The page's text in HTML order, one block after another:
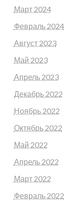
Март 2024
Февраль 2024
Август 2023
Май 2023
Апрель 2023
Декабрь 2022
Ноябрь 2022
Октябрь 2022
Май 2022
Апрель 2022
Март 2022
Февраль 2022